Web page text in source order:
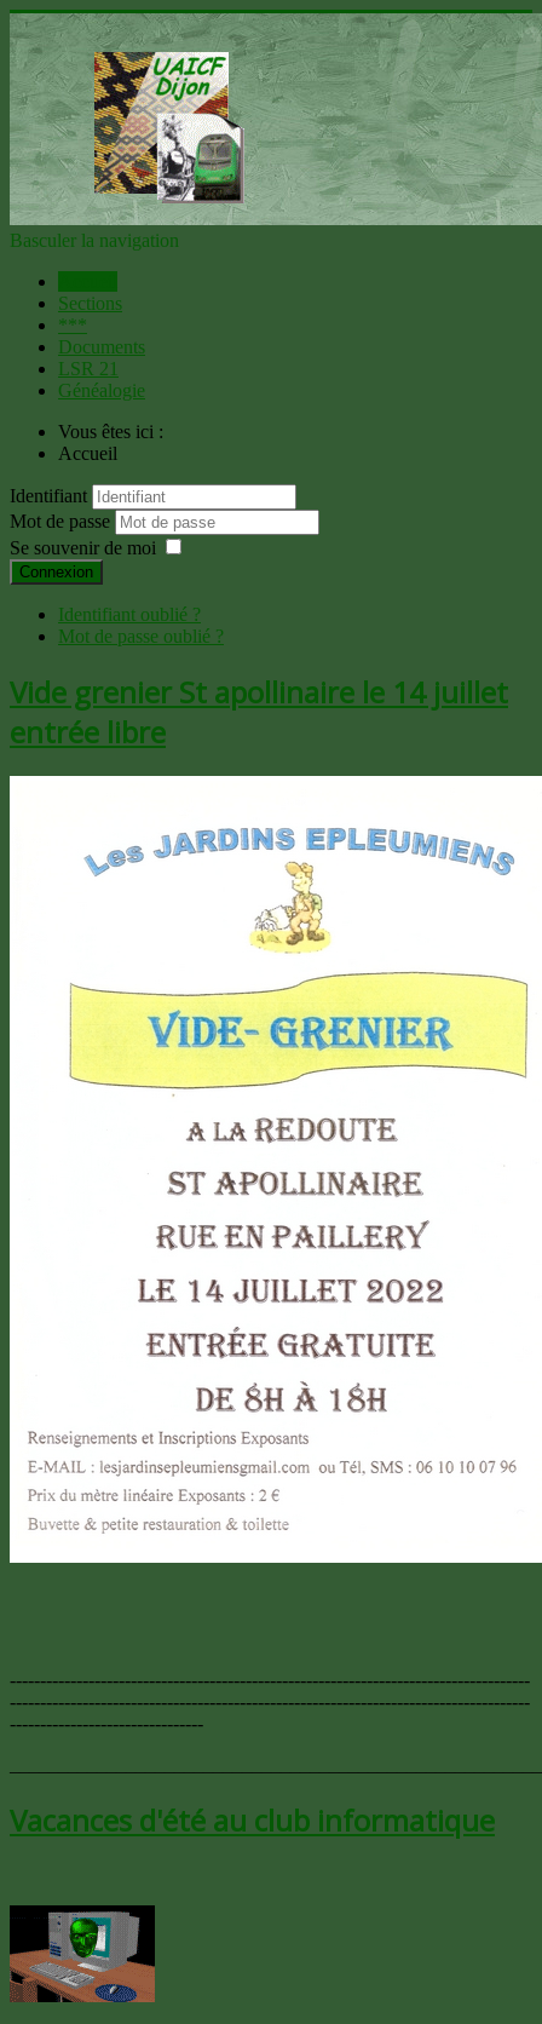
Basculer la navigation
Sections
***
Documents
LSR 21
Généalogie
Vous êtes ici :
Accueil
Identifiant
Mot de passe
Se souvenir de moi
Connexion
Identifiant oublié ?
Mot de passe oublié ?
Vide grenier St apollinaire le 14 juillet
entrée libre
--------------------------------------------------------------------------------------
--------------------------------------------------------------------------------------
--------------------------------
Vacances d'été au club informatique